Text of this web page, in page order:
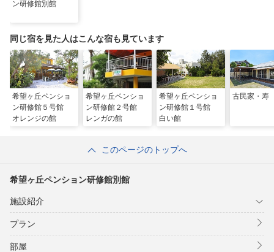
ン研修館別館
同じ宿を見た人はこんな宿も見ています
希望ヶ丘ペンショ
ン研修館５号館
オレンジの館
希望ヶ丘ペンショ
ン研修館２号館
レンガの館
希望ヶ丘ペンショ
ン研修館１号館
白い館
古民家・
このページのトップへ
希望ヶ丘ペンション研修館別館
施設紹介
プラン
部屋